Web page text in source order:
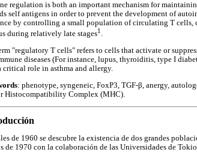
regulation is both an important mechanism for
self antigens in order to prevent the development of
by controlling a small population of circulating T cells,
during relatively late stages1.
"regulatory T cells" refers to cells that activate or
diseases (For instance, lupus, thyroiditis, type I
critical role in asthma and allergy.
: phenotype, syngeneic, FoxP3, TGF-β, anergy,
Histocompatibility Complex (MHC).
de 1960 se descubre la existencia de dos grandes
de 1970 con la colaboración de las Universidades de